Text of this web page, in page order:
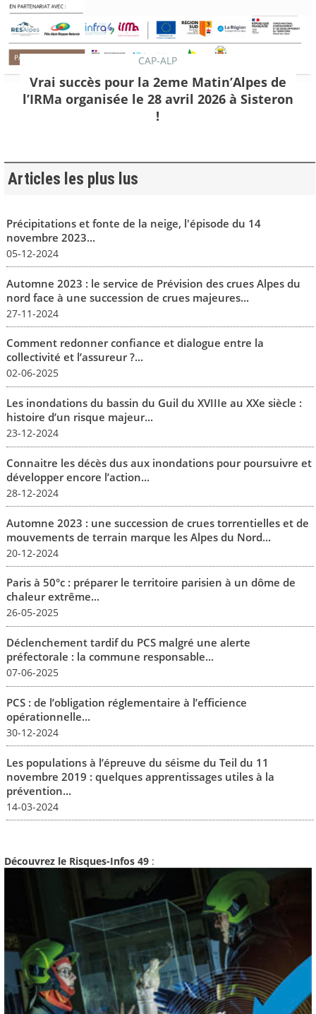
CAP-ALP
Vrai succès pour la 2eme Matin’Alpes de
l’IRMa organisée le 28 avril 2026 à Sisteron
!
Articles les plus lus
Précipitations et fonte de la neige, l'épisode du 14
novembre 2023...
05-12-2024
Automne 2023 : le service de Prévision des crues Alpes du
nord face à une succession de crues majeures...
27-11-2024
Comment redonner confiance et dialogue entre la
collectivité et l’assureur ?...
02-06-2025
Les inondations du bassin du Guil du XVIIIe au XXe siècle :
histoire d’un risque majeur...
23-12-2024
Connaitre les décès dus aux inondations pour poursuivre et
développer encore l’action...
28-12-2024
Automne 2023 : une succession de crues torrentielles et de
mouvements de terrain marque les Alpes du Nord...
20-12-2024
Paris à 50°c : préparer le territoire parisien à un dôme de
chaleur extrême...
26-05-2025
Déclenchement tardif du PCS malgré une alerte
préfectorale : la commune responsable...
07-06-2025
PCS : de l’obligation réglementaire à l’efficience
opérationnelle...
30-12-2024
Les populations à l’épreuve du séisme du Teil du 11
novembre 2019 : quelques apprentissages utiles à la
prévention...
14-03-2024
Découvrez le Risques-Infos 49 :